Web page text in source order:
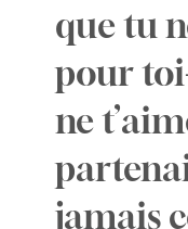
que tu
pour
ne
jamais